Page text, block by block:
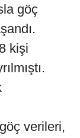
göç
kişi
verileri,